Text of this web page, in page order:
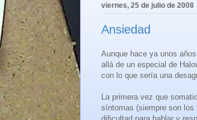
viernes, 25 de julio de 2008
Ansiedad
Aunque hace ya unos
allá de un especial de
con lo que sería una
La primera vez que
síntomas (siempre son los